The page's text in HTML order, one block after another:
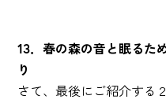
13．春の森の音と眠るた
り
さて、最後にご紹介する